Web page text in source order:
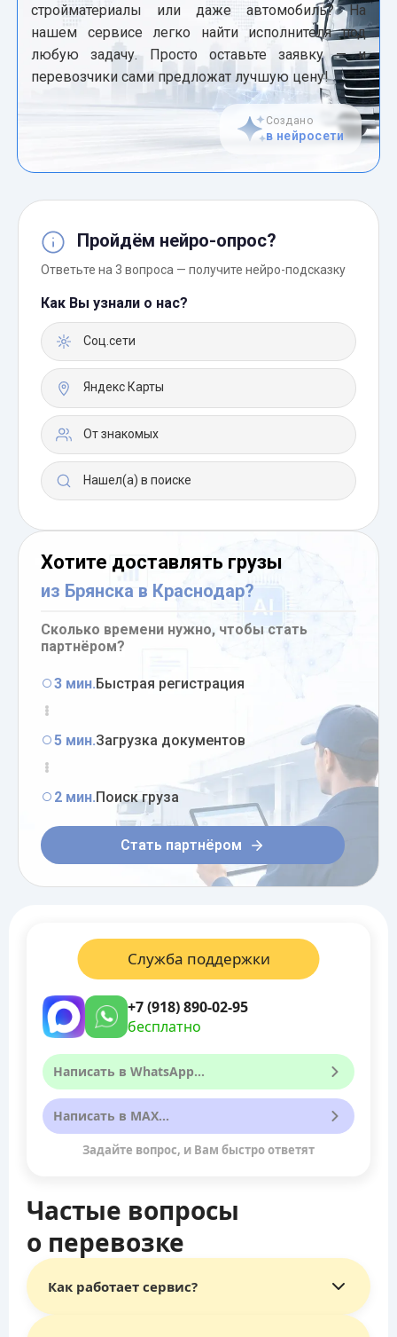
стройматериалы или даже автомобиль? На
нашем сервисе легко найти исполнителя под
любую задачу. Просто оставьте заявку — и
перевозчики сами предложат лучшую цену!
Создано
в нейросети
Пройдём нейро-опрос?
Ответьте на 3 вопроса — получите нейро-подсказку
Как Вы узнали о нас?
Соц.сети
Яндекс Карты
От знакомых
Нашел(а) в поиске
Хотите доставлять грузы
из Брянска в Краснодар?
Сколько времени нужно, чтобы стать
партнёром?
3 мин.Быстрая регистрация
5 мин.Загрузка документов
2 мин.Поиск груза
Стать партнёром
Частые вопросы
о перевозке
Служба поддержки
+7 (918) 890-02-95
бесплатно
Написать в WhatsApp...
Написать в MAX...
Задайте вопрос, и Вам быстро ответят
Как работает сервис?